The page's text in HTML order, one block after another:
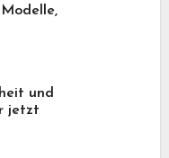
und
jetzt